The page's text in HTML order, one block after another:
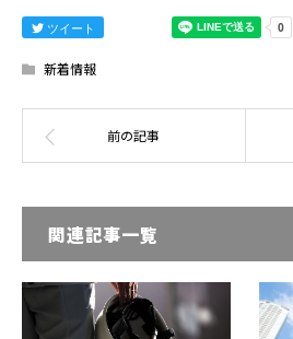
ツイート
新着情報
関連記事一覧